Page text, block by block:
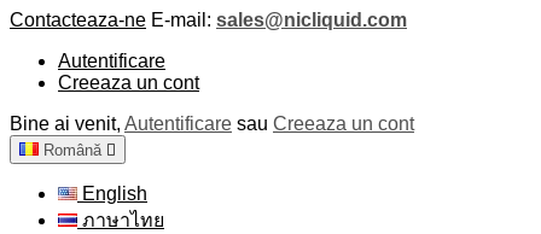
Contacteaza-ne E-mail: sales@nicliquid.com
Autentificare
Creeaza un cont
Bine ai venit, Autentificare sau Creeaza un cont
Română 
English
ภาษาไทย